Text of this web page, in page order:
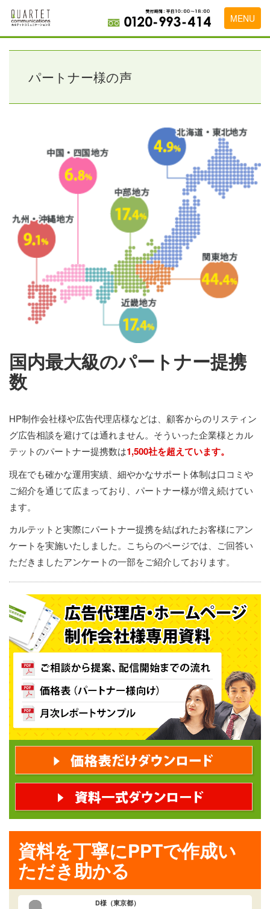
MENU
トップページ
料金表
代理店の乗り換えをお考えの方
広告代理店・HP制作会社様へ
お申し込みから運用開始までの流れ
会社概要
お問い合わせ
パートナー様の声
国内最大級のパートナー提携
数
HP制作会社様や広告代理店様などは、顧客からのリスティン
グ広告相談を避けては通れません。そういった企業様とカル
テットのパートナー提携数は1,500社を超えています。
現在でも確かな運用実績、細やかなサポート体制は口コミや
ご紹介を通じて広まっており、パートナー様が増え続けてい
ます。
カルテットと実際にパートナー提携を結ばれたお客様にアン
ケートを実施いたしました。こちらのページでは、ご回答い
ただきましたアンケートの一部をご紹介しております。
資料を丁寧にPPTで作成い
ただき助かる
D様（東京都）